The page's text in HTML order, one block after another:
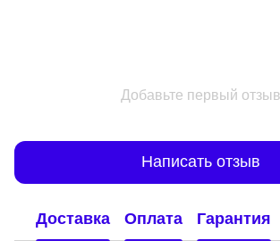
Добавьте первый отзыв
Написать отзыв
Доставка Оплата Гарантия